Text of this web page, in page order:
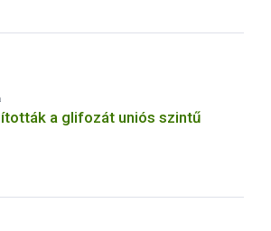
a glifozát uniós szintű